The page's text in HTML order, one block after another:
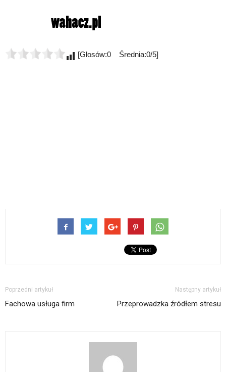
[Głosów:0 Średnia:0/5]
Poprzedni artykuł
Fachowa usługa firm
Następny artykuł
Przeprowadzka źródłem stresu